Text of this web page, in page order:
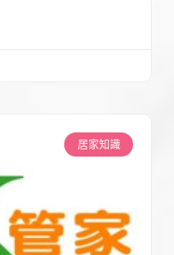
居家知識